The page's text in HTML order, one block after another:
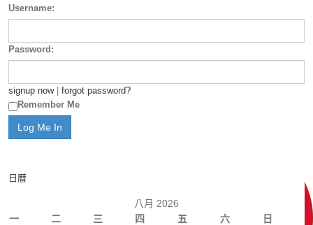
Username:
Password:
signup now| forgot password?
Remember Me
日曆
八月 2026
一
二 三 四 五 六 日